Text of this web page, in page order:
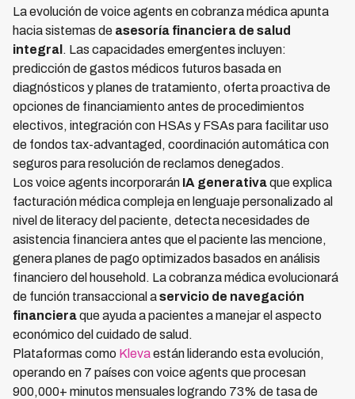
La evolución de voice agents en cobranza médica apunta
hacia sistemas de asesoría financiera de salud
integral . Las capacidades emergentes incluyen:
predicción de gastos médicos futuros basada en
diagnósticos y planes de tratamiento, oferta proactiva de
opciones de financiamiento antes de procedimientos
electivos, integración con HSAs y FSAs para facilitar uso
de fondos tax-advantaged, coordinación automática con
seguros para resolución de reclamos denegados.
Los voice agents incorporarán IA generativaque explica
facturación médica compleja en lenguaje personalizado al
nivel de literacy del paciente, detecta necesidades de
asistencia financiera antes que el paciente las mencione,
genera planes de pago optimizados basados en análisis
financiero del household. La cobranza médica evolucionará
de función transaccional aservicio de navegación
financieraque ayuda a pacientes a manejar el aspecto
económico del cuidado de salud.
Plataformas como Klevaestán liderando esta evolución,
operando en 7 países con voice agents que procesan
900,000+ minutos mensuales logrando 73% de tasa de